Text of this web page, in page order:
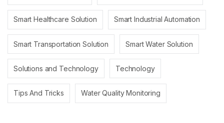
Smart Healthcare Solution Smart Industrial Automation
Smart Transportation Solution Smart Water Solution
Solutions and Technology Technology
Tips And Tricks Water Quality Monitoring